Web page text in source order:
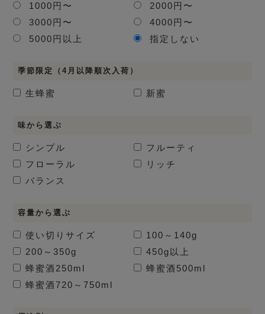
1000円〜
2000円〜
3000円〜
4000円〜
5000円以上
指定しない
季節限定（4月以降順次入荷）
生蜂蜜 新蜜
味から選ぶ
シンプル
フルーティ
フローラル
リッチ
バランス
容量から選ぶ
使い切りサイズ
100～140g
200～350g
450g以上
蜂蜜酒 250ml 蜂蜜酒 500ml
蜂蜜酒720～750ml